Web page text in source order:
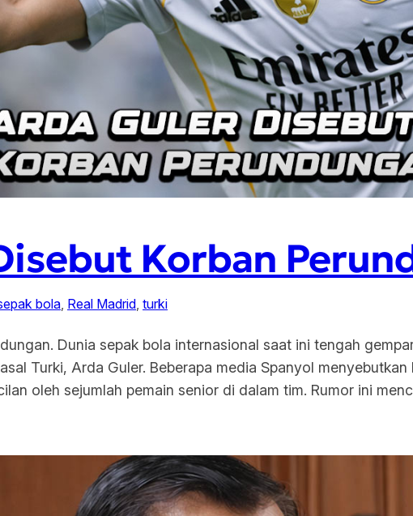
Korban
bola, Real Madrid, turki
Dunia sepak bola internasional saat ini tengah
Turki, Arda Guler. Beberapa media Spanyol
oleh sejumlah pemain senior di dalam tim. Rumor ini